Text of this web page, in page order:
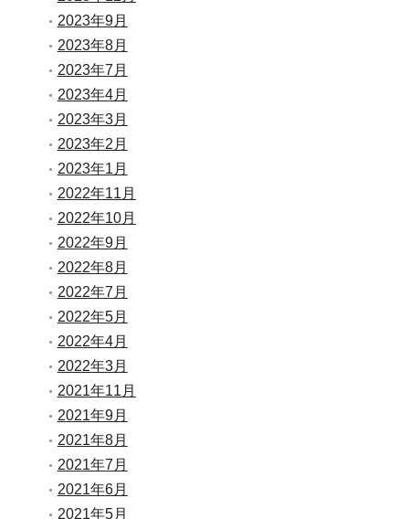
2023年9月
2023年8月
2023年7月
2023年4月
2023年3月
2023年2月
2023年1月
2022年11月
2022年10月
2022年9月
2022年8月
2022年7月
2022年5月
2022年4月
2022年3月
2021年11月
2021年9月
2021年8月
2021年7月
2021年6月
2021年5月